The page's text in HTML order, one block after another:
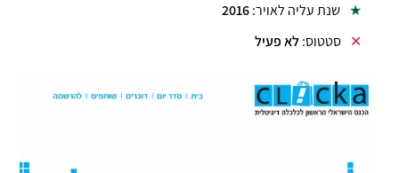
שנת עליה לאויר:2016
סטטוס:לא פעיל